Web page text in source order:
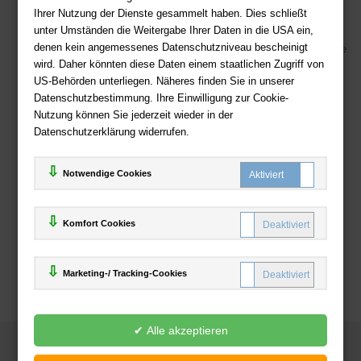
Ihrer Nutzung der Dienste gesammelt haben. Dies schließt
unter Umständen die Weitergabe Ihrer Daten in die USA ein,
denen kein angemessenes Datenschutzniveau bescheinigt
wird. Daher könnten diese Daten einem staatlichen Zugriff von
US-Behörden unterliegen. Näheres finden Sie in unserer
Datenschutzbestimmung. Ihre Einwilligung zur Cookie-
Nutzung können Sie jederzeit wieder in der
Datenschutzerklärung widerrufen.
Notwendige Cookies
Komfort Cookies
Marketing-/ Tracking-Cookies
Kostenloser Versand ab 36,- EUR Bestellwert
Sicherer Online Shop und Zahlung mit SSL-Verschlüsselung
Viele Zahlungsmethoden wie PayPal, Amazon Payment, Vorkasse
Zahlweisen
Deutsche-Buchhandlung.de
www.deutsche-buchhandlung.de ist ein Angebot der